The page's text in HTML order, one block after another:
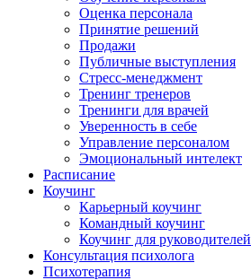
Оценка персонала
Принятие решений
Продажи
Публичные выступления
Стресс-менеджмент
Тренинг тренеров
Тренинги для врачей
Уверенность в себе
Управление персоналом
Эмоциональный интелект
Расписание
Коучинг
Карьерный коучинг
Командный коучинг
Коучинг для руководителей
Консультация психолога
Психотерапия